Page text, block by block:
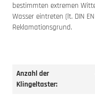
bestimmten extremen
Wasser eintreten (lt. DIN
Reklamationsgrund.
Anzahl der
Klingeltaster: